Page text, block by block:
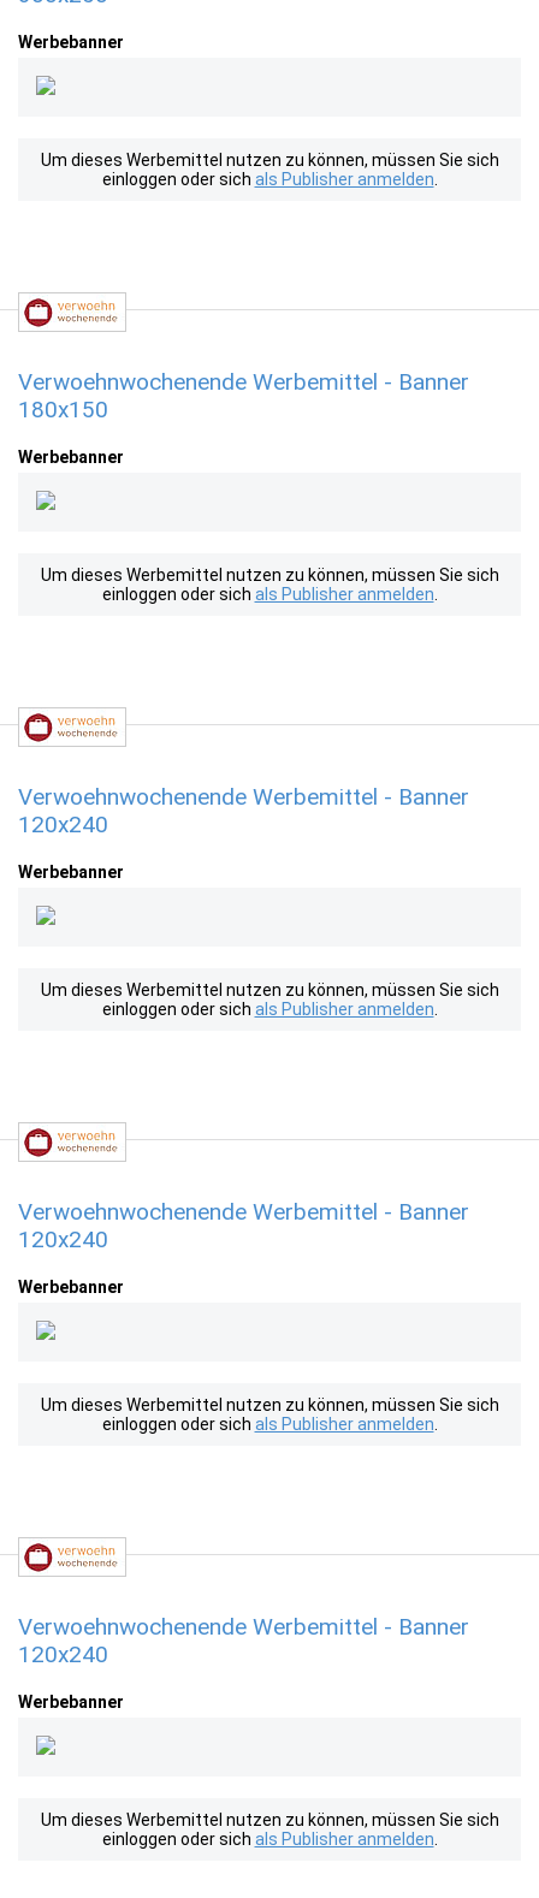
Werbebanner
Um dieses Werbemittel nutzen zu können, müssen Sie sich
einloggen oder sich als Publisher anmelden
Verwoehnwochenende Werbemittel - Banner
180x150
Werbebanner
Um dieses Werbemittel nutzen zu können, müssen Sie sich
einloggen oder sich als Publisher anmelden
Verwoehnwochenende Werbemittel - Banner
120x240
Werbebanner
Um dieses Werbemittel nutzen zu können, müssen Sie sich
einloggen oder sich als Publisher anmelden
Verwoehnwochenende Werbemittel - Banner
120x240
Werbebanner
Um dieses Werbemittel nutzen zu können, müssen Sie sich
einloggen oder sich als Publisher anmelden
Verwoehnwochenende Werbemittel - Banner
120x240
Werbebanner
Um dieses Werbemittel nutzen zu können, müssen Sie sich
einloggen oder sich als Publisher anmelden